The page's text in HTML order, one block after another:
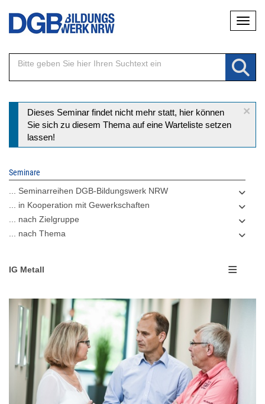
Direkt
Inhalt
×
Statusmeldung
Dieses Seminar findet nicht mehr statt, hier können
Sie sich zu diesem Thema auf eine Warteliste setzen
lassen!
Seminare
... Seminarreihen DGB-Bildungswerk NRW
... in Kooperation mit Gewerkschaften
... nach Zielgruppe
... nach Thema
IG Metall